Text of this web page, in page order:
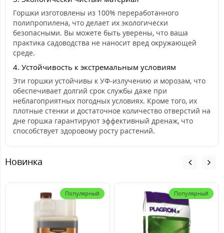
Горшки изготовлены из 100% переработанного
полипропилена, что делает их экологически
безопасными. Вы можете быть уверены, что ваша
практика садоводства не наносит вред окружающей
среде.
4. Устойчивость к экстремальным условиям
Эти горшки устойчивы к УФ-излучению и морозам, что
обеспечивает долгий срок службы даже при
неблагоприятных погодных условиях. Кроме того, их
плотные стенки и достаточное количество отверстий на
дне горшка гарантируют эффективный дренаж, что
способствует здоровому росту растений.
Новинка
Популярный Популярный